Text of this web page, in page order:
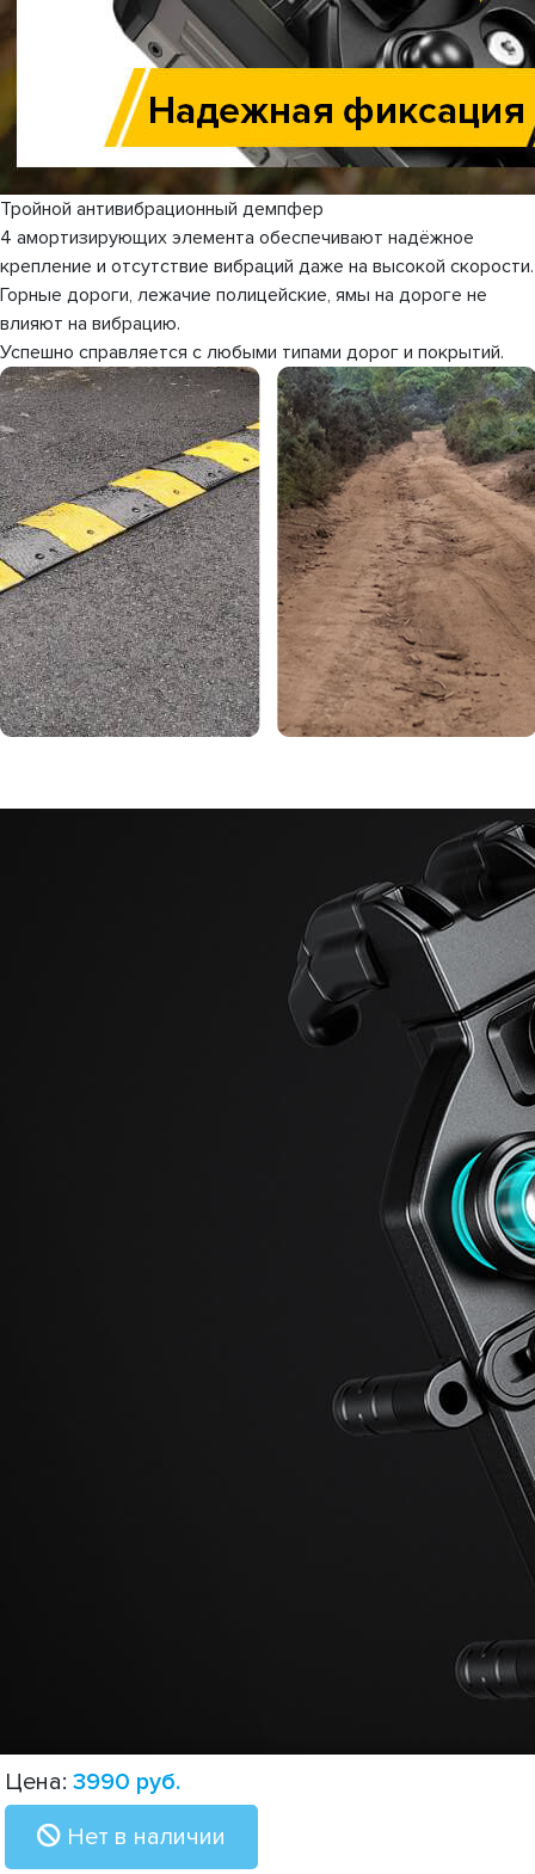
Цена: 3990 руб.
Нет в наличии
Тройной антивибрационный демпфер
4 амортизирующих элемента обеспечивают надёжное
крепление и отсутствие вибраций даже на высокой скорости.
Горные дороги, лежачие полицейские, ямы на дороге не
влияют на вибрацию.
Успешно справляется с любыми типами дорог и покрытий.